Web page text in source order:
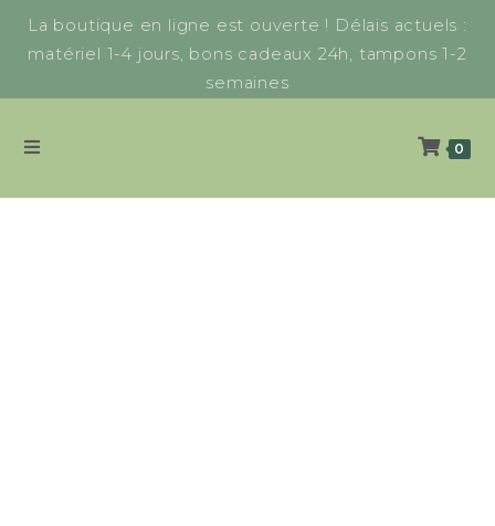
La boutique en ligne est ouverte ! Délais actuels :
matériel 1-4 jours, bons cadeaux 24h, tampons 1-2
semaines
0